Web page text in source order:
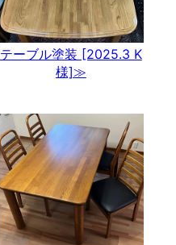
テーブル塗装 [2025.3 K
様]≫